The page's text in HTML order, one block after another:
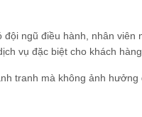
ngũ điều hành, nhân
vụ đặc biệt cho khách hàng.
tranh mà không ảnh